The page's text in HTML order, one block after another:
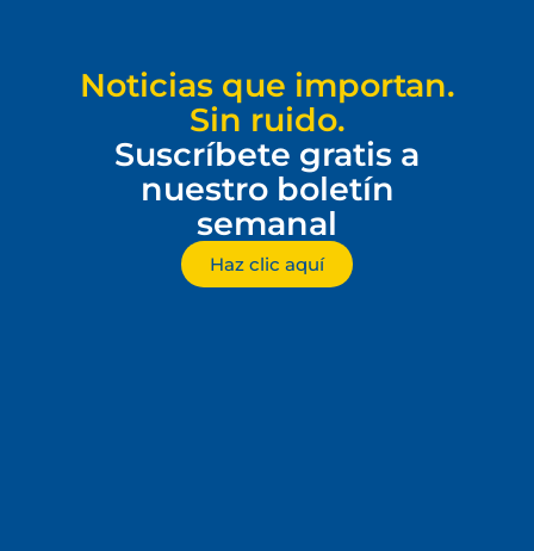
Noticias que importan.
Sin ruido.
Suscríbete gratis a
nuestro boletín
semanal
Haz clic aquí